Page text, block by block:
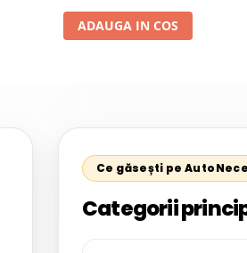
ADAUGA IN COS
Ce găsești pe
Categorii